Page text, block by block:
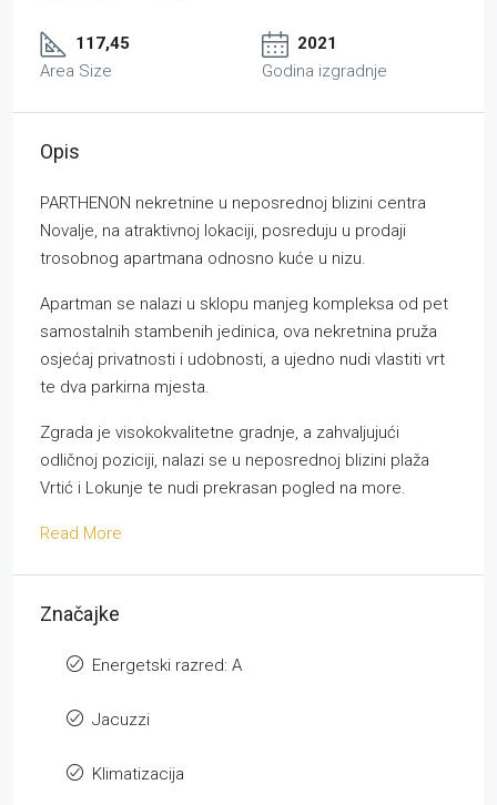
117,45
Area Size
2021
Godina izgradnje
Opis
PARTHENON nekretnine u neposrednoj blizini centra
Novalje, na atraktivnoj lokaciji, posreduju u prodaji
trosobnog apartmana odnosno kuće u nizu.
Apartman se nalazi u sklopu manjeg kompleksa od pet
samostalnih stambenih jedinica, ova nekretnina pruža
osjećaj privatnosti i udobnosti, a ujedno nudi vlastiti vrt
te dva parkirna mjesta.
Zgrada je visokokvalitetne gradnje, a zahvaljujući
odličnoj poziciji, nalazi se u neposrednoj blizini plaža
Vrtić i Lokunje te nudi prekrasan pogled na more.
Read More
Značajke
Energetski razred: A
Jacuzzi
Klimatizacija